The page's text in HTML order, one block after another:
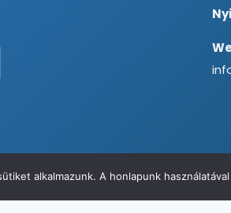
alkalmazunk. A honlapunk